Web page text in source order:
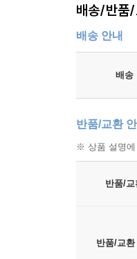
배송/반품/
배송 안내
배송
반품/교환
※ 상품 설명에
반품/
반품/교